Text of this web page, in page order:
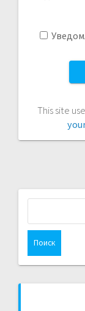
This site